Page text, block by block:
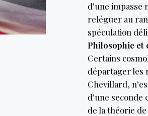
d’une
reléguer au
spéculation
Philosophie et
Certains
départager les
Chevillard,
d’une
de la théorie